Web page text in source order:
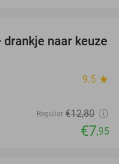
38%
naar keuze
9.5 star
Regulier €12,80
€7,95